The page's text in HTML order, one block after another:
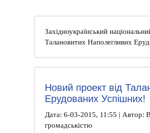
Західноукраїнський
Талановитих Наполегливих
Новий проект від
Ерудованих Успішних!
Дата: 6-03-2015, 11:55 | Автор:
громадськістю